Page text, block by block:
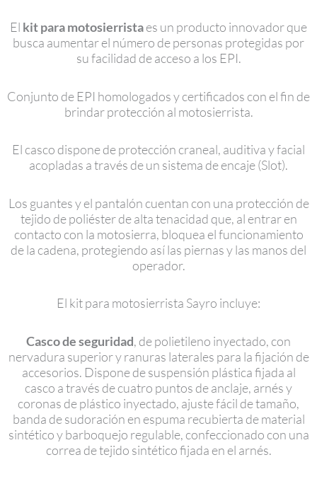
El kit para motosierristaes un producto innovador que
busca aumentar el número de personas protegidas por
su facilidad de acceso a los EPI.
Conjunto de EPI homologados y certificados con el fin de
brindar protección al motosierrista.
El casco dispone de protección craneal, auditiva y facial
acopladas a través de un sistema de encaje (Slot).
Los guantes y el pantalón cuentan con una protección de
tejido de poliéster de alta tenacidad que, al entrar en
contacto con la motosierra, bloquea el funcionamiento
de la cadena, protegiendo así las piernas y las manos del
operador.
El kit para motosierrista Sayro incluye:
Casco de seguridad, de polietileno inyectado, con
nervadura superior y ranuras laterales para la fijación de
accesorios. Dispone de suspensión plástica fijada al
casco a través de cuatro puntos de anclaje, arnés y
coronas de plástico inyectado, ajuste fácil de tamaño,
banda de sudoración en espuma recubierta de material
sintético y barboquejo regulable, confeccionado con una
correa de tejido sintético fijada en el arnés.